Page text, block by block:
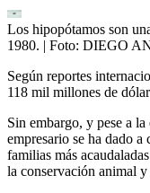
Los hipopótamos son
1980. | Foto: DIEGO
Según reportes
118 mil millones de
Sin embargo, y pese a
empresario se ha dado
familias más
la conservación animal y